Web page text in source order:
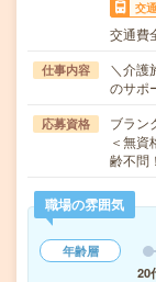
交
交通費
仕事内容
＼介護
のサポ
応募資格
ブラン
＜無資
齢不問
職場の雰囲気
年齢層
20